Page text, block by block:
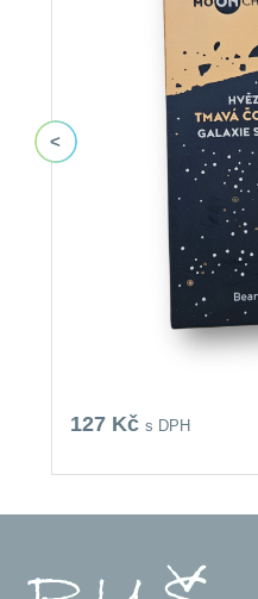
127 Kč s DPH